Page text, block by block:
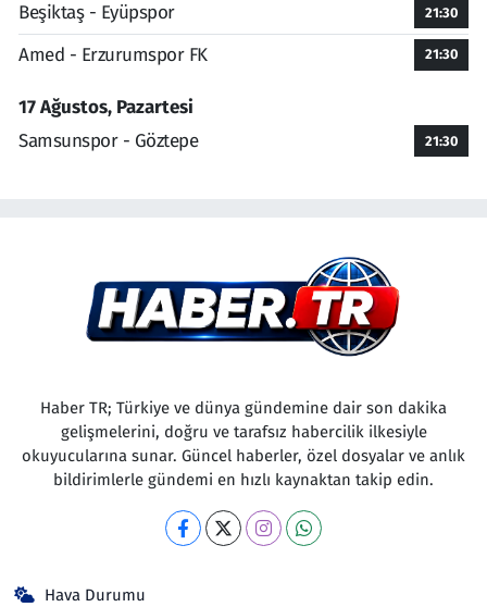
Beşiktaş - Eyüpspor 21:30
Amed - Erzurumspor FK 21:30
17 Ağustos, Pazartesi
Samsunspor - Göztepe
21:30
Haber TR; Türkiye ve dünya gündemine dair son dakika
gelişmelerini, doğru ve tarafsız habercilik ilkesiyle
okuyucularına sunar. Güncel haberler, özel dosyalar ve anlık
bildirimlerle gündemi en hızlı kaynaktan takip edin.
Hava Durumu